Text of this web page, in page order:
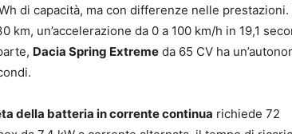
di capacità, ma con differenze nelle prestazioni.
km, un’accelerazione da 0 a 100 km/h in 19,1
Dacia Spring Extreme da 65 CV ha
della batteria in corrente continua richiede 72